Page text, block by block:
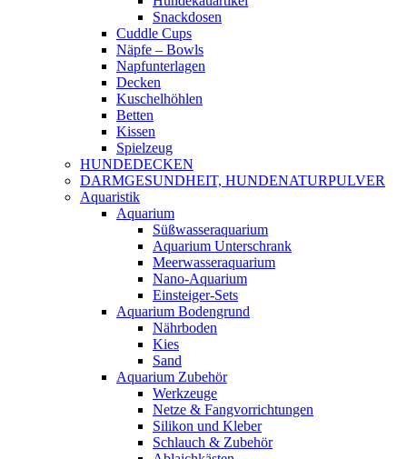
Snackdosen
Cuddle Cups
Näpfe – Bowls
Napfunterlagen
Decken
Kuschelhöhlen
Betten
Kissen
Spielzeug
HUNDEDECKEN
DARMGESUNDHEIT, HUNDENATURPULVER
Aquaristik
Aquarium
Süßwasseraquarium
Aquarium Unterschrank
Meerwasseraquarium
Nano-Aquarium
Einsteiger-Sets
Aquarium Bodengrund
Nährboden
Kies
Sand
Aquarium Zubehör
Werkzeuge
Netze & Fangvorrichtungen
Silikon und Kleber
Schlauch & Zubehör